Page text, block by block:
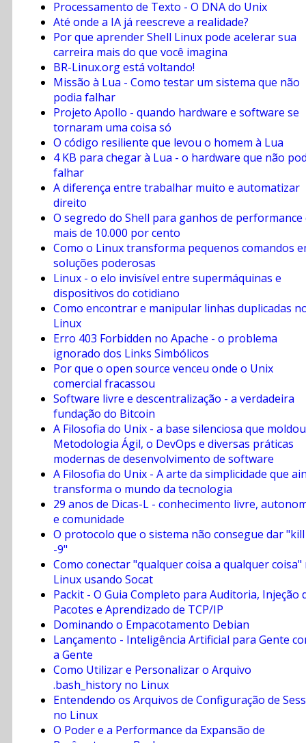
Processamento de Texto - O DNA do Unix
Até onde a IA já reescreve a realidade?
Por que aprender Shell Linux pode acelerar sua
carreira mais do que você imagina
BR-Linux.org está voltando!
Missão à Lua - Como testar um sistema que não
podia falhar
Projeto Apollo - quando hardware e software se
tornaram uma coisa só
O código resiliente que levou o homem à Lua
4 KB para chegar à Lua - o hardware que não
falhar
A diferença entre trabalhar muito e automatizar
direito
O segredo do Shell para ganhos de performance
mais de 10.000 por cento
Como o Linux transforma pequenos comandos
soluções poderosas
Linux - o elo invisível entre supermáquinas e
dispositivos do cotidiano
Como encontrar e manipular linhas duplicadas
Linux
Erro 403 Forbidden no Apache - o problema
ignorado dos Links Simbólicos
Por que o open source venceu onde o Unix
comercial fracassou
Software livre e descentralização - a verdadeira
fundação do Bitcoin
A Filosofia do Unix - a base silenciosa que
Metodologia Ágil, o DevOps e diversas práticas
modernas de desenvolvimento de software
A Filosofia do Unix - A arte da simplicidade que
transforma o mundo da tecnologia
29 anos de Dicas-L - conhecimento livre,
e comunidade
O protocolo que o sistema não consegue dar "kill
-9"
Como conectar "qualquer coisa a qualquer coisa"
Linux usando Socat
Packit - O Guia Completo para Auditoria, Injeção
Pacotes e Aprendizado de TCP/IP
Dominando o Empacotamento Debian
Lançamento - Inteligência Artificial para Gente
a Gente
Como Utilizar e Personalizar o Arquivo
.bash_history no Linux
Entendendo os Arquivos de Configuração de
no Linux
O Poder e a Performance da Expansão de